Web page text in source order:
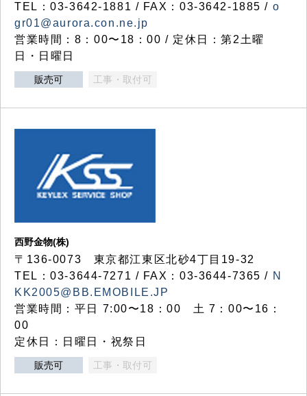
TEL：03-3642-1881 / FAX：03-3642-1885 / o
gr01@aurora.con.ne.jp
営業時間：8：00〜18：00 / 定休日：第2土曜
日・日曜日
販売可 工事・取付可
西野金物(株)
〒136-0073 東京都江東区北砂4丁目19-32
TEL：03‐3644‐7271 / FAX：03-3644-7365 / N
KK2005@BB.EMOBILE.JP
営業時間：平日 7:00〜18：00 土 7：00〜16：
00
定休日：日曜日・祝祭日
販売可 工事・取付可